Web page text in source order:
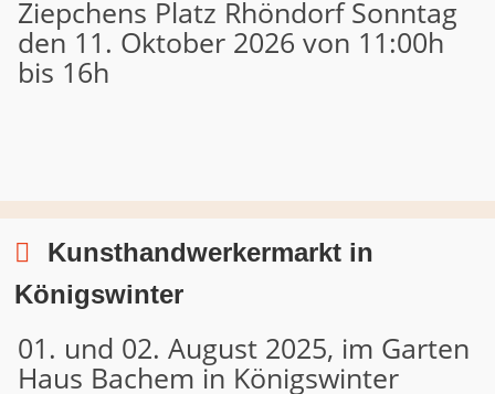
Ziepchens Platz Rhöndorf Sonntag
den 11. Oktober 2026 von 11:00h
bis 16h
Kunsthandwerkermarkt in
Königswinter
01. und 02. August 2025, im Garten
Haus Bachem in Königswinter